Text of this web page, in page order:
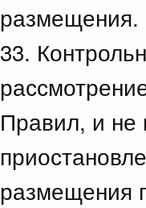
размещения.
33.
Правил, и не
размещения